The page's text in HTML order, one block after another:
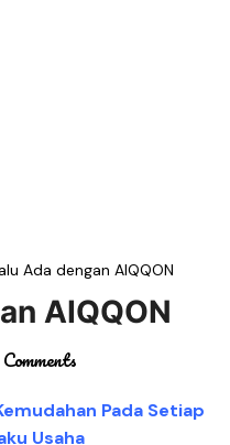
Ada dengan AIQQON
AIQQON
Comments
Pada Setiap
Usaha